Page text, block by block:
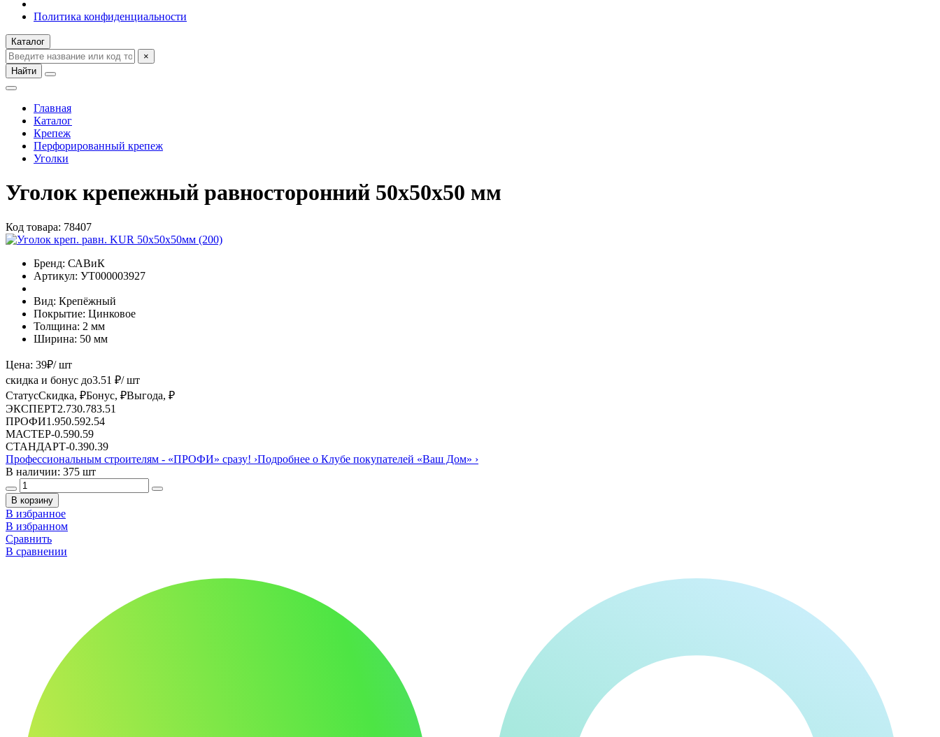
Политика конфиденциальности
Каталог
×
Найти
Главная
Каталог
Крепеж
Перфорированный крепеж
Уголки
Уголок крепежный равносторонний 50х50х50 мм
Код товара: 78407
Бренд: САВиК
Артикул: УТ000003927
Вид: Крепёжный
Покрытие: Цинковое
Толщина: 2 мм
Ширина: 50 мм
Цена: 39₽/ шт
скидка и бонус до3.51 ₽/ шт
СтатусСкидка, ₽Бонус, ₽Выгода, ₽
ЭКСПЕРТ2.730.783.51
ПРОФИ1.950.592.54
МАСТЕР-0.590.59
СТАНДАРТ-0.390.39
Профессиональным строителям - «ПРОФИ» сразу! ›Подробнее о Клубе покупателей «Ваш Дом» ›
В наличии: 375 шт
В корзину
В избранное
В избранном
Сравнить
В сравнении